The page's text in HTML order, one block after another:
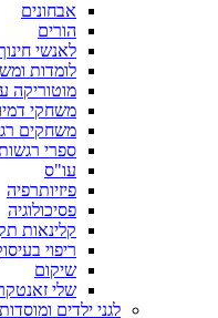
אבחונים
הורים
לאנשי
לומדות
מוטוריקה
משחקי
משחקים
ספרי
עו"ס
פיזיותרפיה
פסיכולוגיה
קלינאות
ריפוי
שיקום
שלי
לגני ילדים